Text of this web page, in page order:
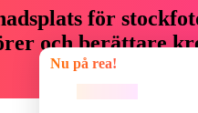
för
och berättare
Nu på rea!